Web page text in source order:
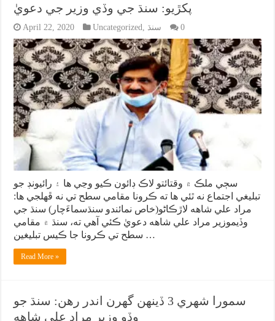
پکڙيو: سنڌ جي وڏي وزير جي دعويٰ
April 22, 2020 Uncategorized سنڌ 0
سڄي ملڪ ۾ وقتائتو لاڪ ڊائون ڪيو وڃي ها ۽ رائيونڊ جو
تبليغي اجتماع نه ٿئي ها ته ڪرونا مقامي سطح تي نه ڦهلجي ها:
مراد علي شاهه لاڙڪاڻو(خاص نمائندو سنڌسماءَچار) سنڌ جي
وڏيموزير مراد علي شاهه دعويٰ ڪئي آهي ته، سنڌ ۾ مقامي
سطح تي ڪرونا جا ڪيس تبليغين …
Read More »
سمورا شهري 3 ڏينهن گهرن اندر رهن: سنڌ جو
وڏو وزير مراد علي شاهه